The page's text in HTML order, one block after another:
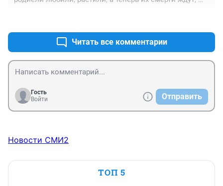
детей.
Читать все комментарии
Гость
Войти
Отправить
Новости СМИ2
ТОП 5